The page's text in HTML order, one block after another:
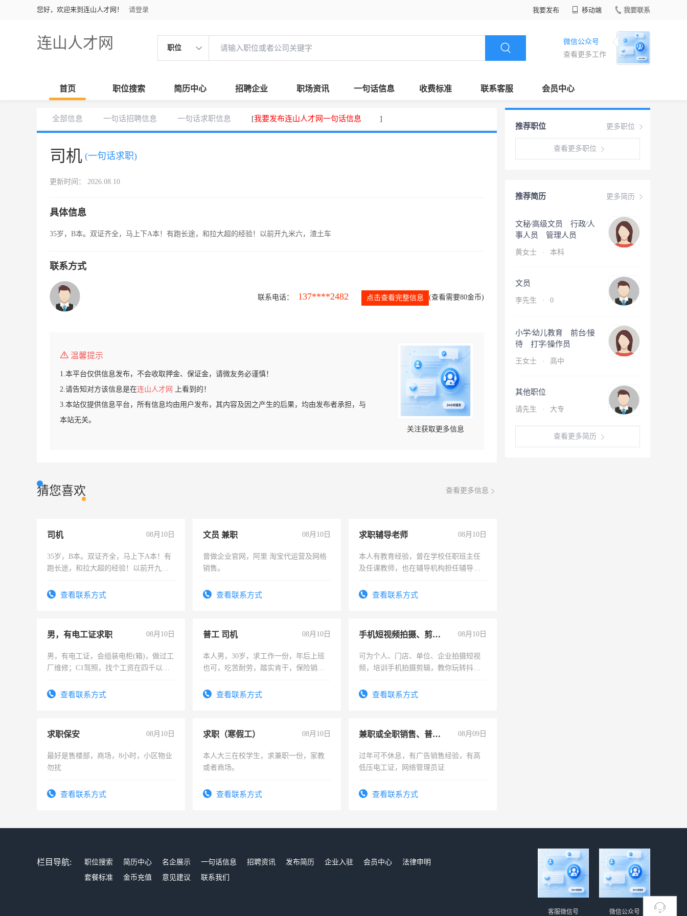
您好，欢迎来到连山人才网！ 请登录 我要发布 移动端 我要联系
连山人才网 职位
微信公众号
查看更多工作
首页 职位搜索 简历中心 招聘企业 职场资讯 一句话信息 收费标准 联系客服 会员中心
全部信息 一句话招聘信息 一句话求职信息 [我要发布连山人才网一句话信息 ]
司机 (一句话求职)
更新时间： 2026.08.10
具体信息
35岁，B本。双证齐全，马上下A本！有跑长途，和拉大超的经验！以前开九米六，渣土车
联系方式
联系电话： 137****2482 点击查看完整信息 (查看需要80金币)
温馨提示
1.本平台仅供信息发布，不会收取押金、保证金，请微友务必谨慎！
2.请告知对方该信息是在连山人才网
上看到的！
3.本站仅提供信息平台，所有信息均由用户发布，其内容及因之产生的后果，均由发布者承担，与
本站无关。
关注获取更多信息
猜您喜欢 查看更多信息
司机 08月10日
35岁，B本。双证齐全，马上下A本！有
跑长途，和拉大超的经验！以前开九米
查看联系方式
文员 兼职 08月10日
曾做企业官网，阿里 淘宝代运营及网格
销售。
查看联系方式
求职辅导老师 08月10日
本人有教育经验，曾在学校任职班主任
及任课教师，也在辅导机构担任辅导教
查看联系方式
男，有电工证求职 08月10日
男，有电工证，会组装电柜(箱)，做过工
厂维修；C1驾照，找个工资在四千以
电话查看联系方式
普工 司机 08月10日
本人男，30岁，求工作一份，年后上班
也可，吃苦耐劳，踏实肯干，保险销售
查看联系方式
手机短视频拍摄、剪辑、抖音快手 08月10日
可为个人、门店、单位、企业拍摄短视
频，培训手机拍摄剪辑，教你玩转抖音
频，培训手机拍摄剪辑，教你玩转抖
查看联系方式
求职保安 08月10日
最好是售楼部，商场，8小时，小区物业
勿扰
查看联系方式
求职（寒假工） 08月10日
本人大三在校学生，求兼职一份，家教
或者商场。
查看联系方式
兼职或全职销售、普工、维修 08月09日
过年可不休息，有广告销售经验，有高
低压电工证，网络管理员证
查看联系方式
更多职位
推荐职位
查看更多职位
更多简历
推荐简历
文秘∕高级文员 行政∕人
事人员 管理人员
黄女士 · 本科
文员
李先生 · 0
小学∕幼儿教育 前台∕接
待 打字∕操作员
王女士 · 高中
其他职位
请先生 · 大专
查看更多简历
栏目导航: 职位搜索 简历中心 名企展示 一句话信息 招聘资讯 发布简历 企业入驻 会员中心
法律申明
套餐标准
金币充值 意见建议 联系我们
微信公众号
客服微信号